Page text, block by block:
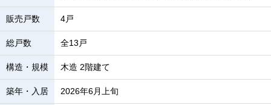
販売戸数 4戸
総戸数 全13戸
構造・規模 木造 2階建て
築年・入居 2026年6月上旬